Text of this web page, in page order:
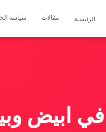
الرئيسية مقالات سياسة
ابيض